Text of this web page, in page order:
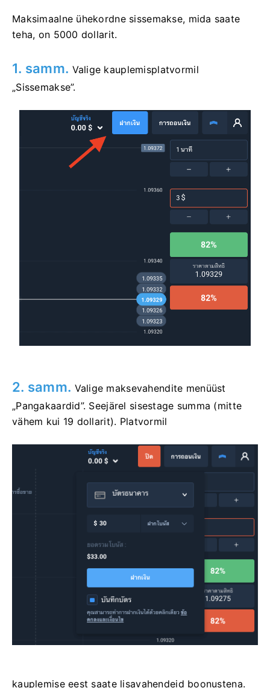
Maksimaalne ühekordne sissemakse, mida saate
teha, on 5000 dollarit.
1. samm. Valige kauplemisplatvormil
„Sissemakse”.
2. samm. Valige maksevahendite menüüst
„Pangakaardid”. Seejärel sisestage summa (mitte
vähem kui 19 dollarit). Platvormil
kauplemise eest saate lisavahendeid boonustena.